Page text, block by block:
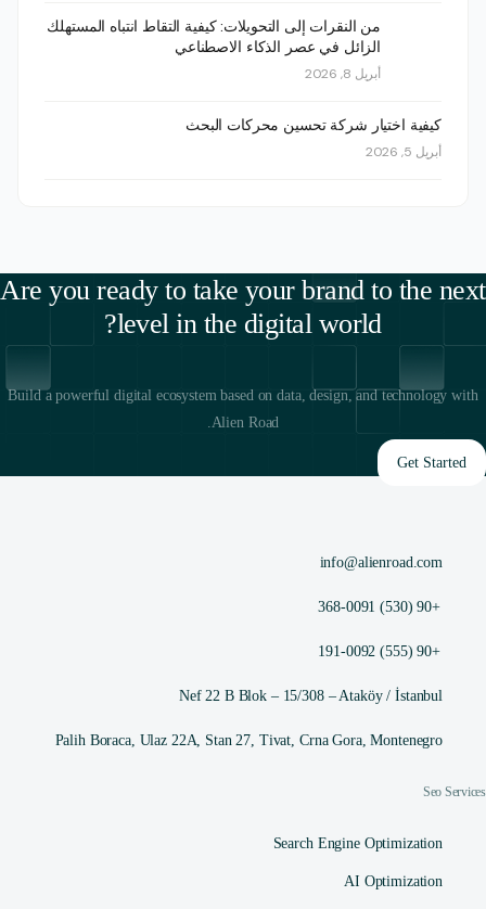
من النقرات إلى التحويلات: كيفية التقاط انتباه المستهلك
الزائل في عصر الذكاء الاصطناعي
أبريل 8, 2026
كيفية اختيار شركة تحسين محركات البحث
أبريل 5, 2026
Are you ready to take your brand to the next
level in the digital world?
Build a powerful digital ecosystem based on data, design, and technology with
Alien Road.
Get Started
info@alienroad.com
+90 (530) 368-0091
+90 (555) 191-0092
Nef 22 B Blok – 15/308 – Ataköy / İstanbul
Palih Boraca, Ulaz 22A, Stan 27, Tivat, Crna Gora, Montenegro
Seo Services
Search Engine Optimization
AI Optimization